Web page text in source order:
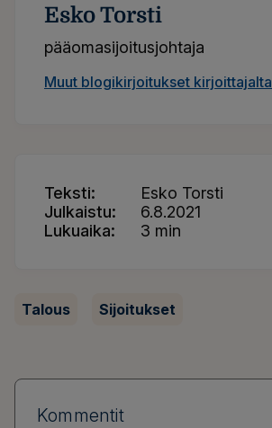
Esko Torsti
pääomasijoitusjohtaja
Muut blogikirjoitukset kirjoittajalta
Teksti
Esko Torsti
Julkaistu
6.8.2021
Lukuaika
3 min
Talous Sijoitukset
Kommentit